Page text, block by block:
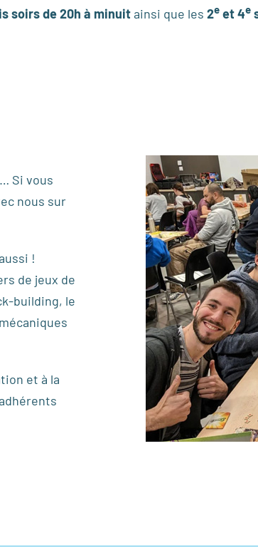
soirs de 20h à minuitainsi que les 2e et 4e
Si vous
nous sur
!
de jeux de
building, le
et à la